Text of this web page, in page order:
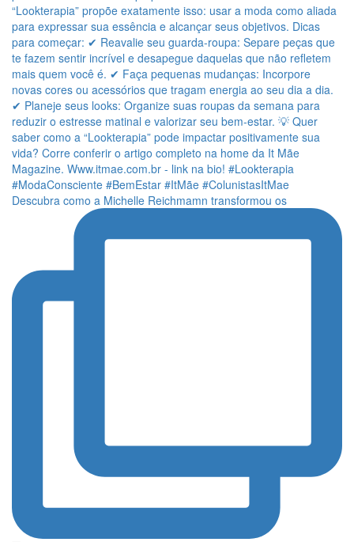
Descubra como a Michelle Reichmamn transformou os